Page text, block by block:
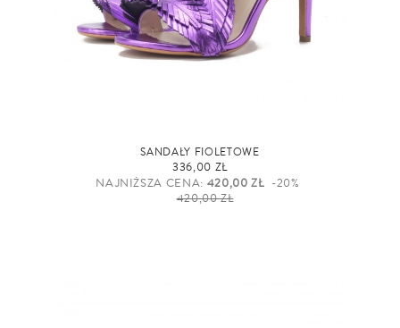
SANDAŁY FIOLETOWE
336,00 ZŁ
NAJNIŻSZA CENA: 420,00 ZŁ -20%
420,00 ZŁ